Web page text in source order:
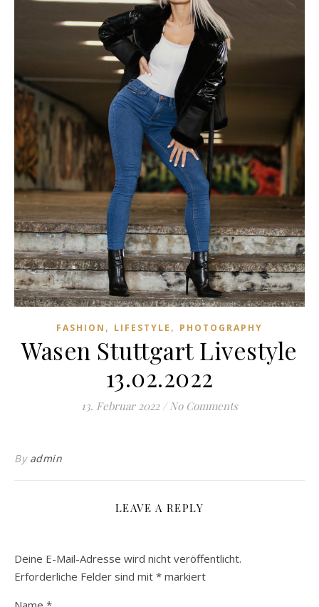
FASHION , LIFESTYLE , PHOTOGRAPHY
Wasen Stuttgart Livestyle
13.02.2022
13. Februar 2022 / No Comments
By admin
LEAVE A REPLY
Deine E-Mail-Adresse wird nicht veröffentlicht.
Erforderliche Felder sind mit * markiert